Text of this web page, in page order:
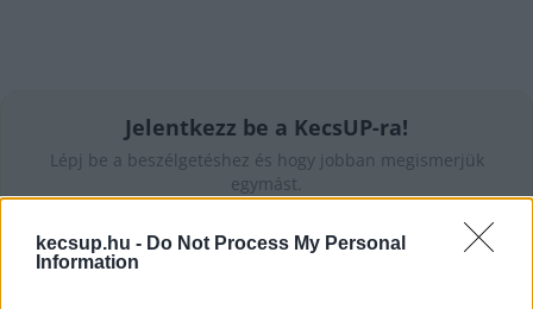
kecsup.hu - Do Not Process My Personal
Information
Jelentkezz be a KecsUP-ra!
Lépj be a beszélgetéshez és hogy jobban megismerjük
egymást.
BELÉPÉS